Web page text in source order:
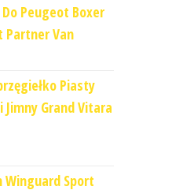
Do Peugeot Boxer
Partner Van
Piasty
Jimny Grand Vitara
Winguard Sport